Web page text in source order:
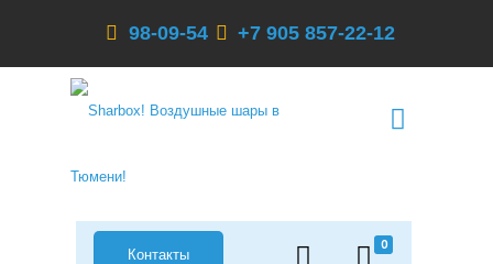
98-09-54 +7 905 857-22-12
0
Контакты